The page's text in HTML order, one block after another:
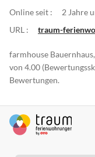
Online seit :
2 Jahre
URL :
traum-
farmhouse
von 4.00
Bewertungen.